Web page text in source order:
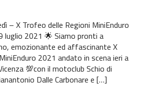
– X Trofeo delle Regioni MiniEnduro
luglio 2021 🌟 Siamo pronti a
emozionante ed affascinante X
2021 andato in scena ieri a
💯con il motoclub Schio di
Dalle Carbonare e […]